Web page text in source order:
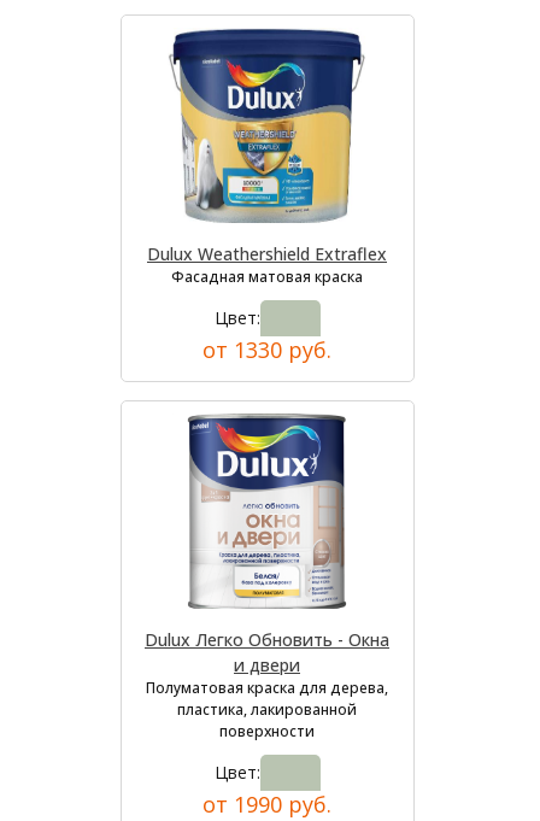
Dulux Weathershield Extraflex
Фасадная матовая краска
Цвет:
от 1330 руб.
Dulux Легко Обновить - Окна
и двери
Полуматовая краска для дерева,
пластика, лакированной
поверхности
Цвет:
от 1990 руб.